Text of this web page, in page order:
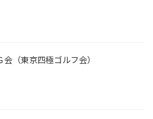
（東京四極ゴルフ会）